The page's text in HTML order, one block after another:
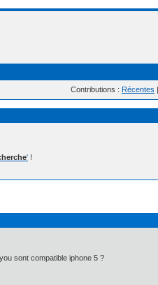
Contributions : Récentes |
' !
sont compatible iphone 5 ?